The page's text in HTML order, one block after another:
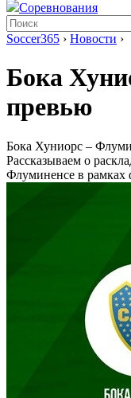
Соревнования
Soccer365 › Новости ›
Бока
превью
Бока Хуниорс –
Рассказываем о
Флуминенсе в рамках